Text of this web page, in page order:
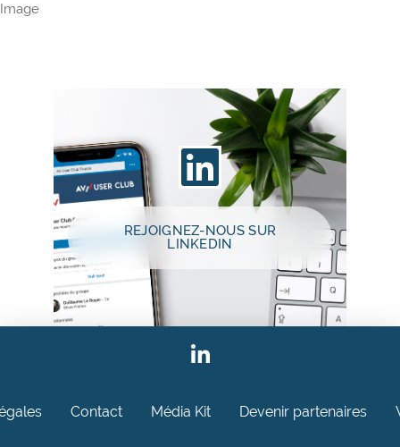
Image
REJOIGNEZ-NOUS SUR
LINKEDIN
Contact Média Kit Devenir partenaires